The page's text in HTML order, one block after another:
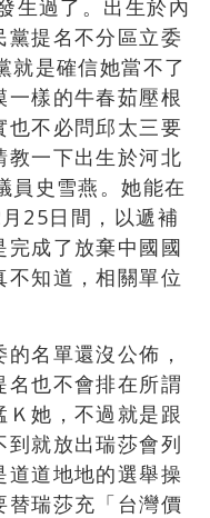
生過了。出生於內
黨提名不分區立委
就是確信她當不了
一樣的牛春茹壓根
也不必問邱太三要
教一下出生於河北
員史雪燕。她能在
月 25日間，以遞補
成了放棄中國國
知道，相關單位
名單還沒公佈，
也不會排在所謂
Ｋ她，不過就是跟
到就放出瑞莎會列
道道地地的選舉操
瑞莎充「台灣價